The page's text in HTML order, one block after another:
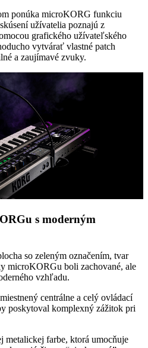
ponúka microKORG funkciu
užívatelia poznajú z
grafického užívateľského
vytvárať vlastné patch
a zaujímavé zvuky.
s moderným
so zeleným označením, tvar
microKORGu boli zachované, ale
vzhľadu.
centrálne a celý ovládací
poskytoval komplexný zážitok pri
farbe, ktorá umocňuje